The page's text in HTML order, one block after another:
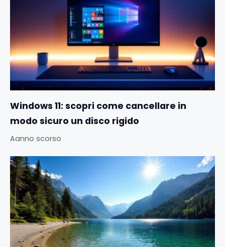
Windows 11: scopri come cancellare in
modo sicuro un disco rigido
Aanno scorso